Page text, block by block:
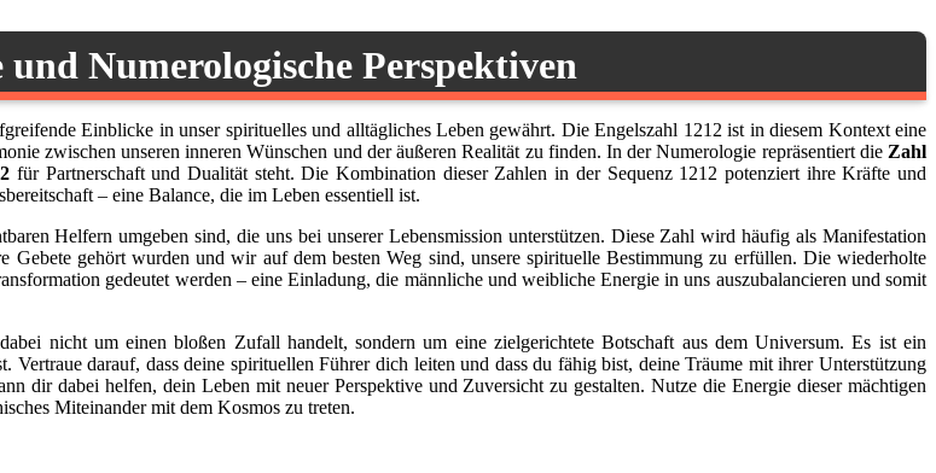
Numerologische Perspektiven
Einblicke in unser spirituelles und alltägliches Leben gewährt. Die Engelszahl 1212 ist in diesem Kontext eine
zwischen unseren inneren Wünschen und der äußeren Realität zu finden. In der Numerologie repräsentiert die Zahl
für Partnerschaft und Dualität steht. Die Kombination dieser Zahlen in der Sequenz 1212 potenziert ihre Kräfte und
– eine Balance, die im Leben essentiell ist.
Helfern umgeben sind, die uns bei unserer Lebensmission unterstützen. Diese Zahl wird häufig als Manifestation
Gebete gehört wurden und wir auf dem besten Weg sind, unsere spirituelle Bestimmung zu erfüllen. Die wiederholte
gedeutet werden – eine Einladung, die männliche und weibliche Energie in uns auszubalancieren und somit
nicht um einen bloßen Zufall handelt, sondern um eine zielgerichtete Botschaft aus dem Universum. Es ist ein
darauf, dass deine spirituellen Führer dich leiten und dass du fähig bist, deine Träume mit ihrer Unterstützung
dir dabei helfen, dein Leben mit neuer Perspektive und Zuversicht zu gestalten. Nutze die Energie dieser mächtigen
Miteinander mit dem Kosmos zu treten.